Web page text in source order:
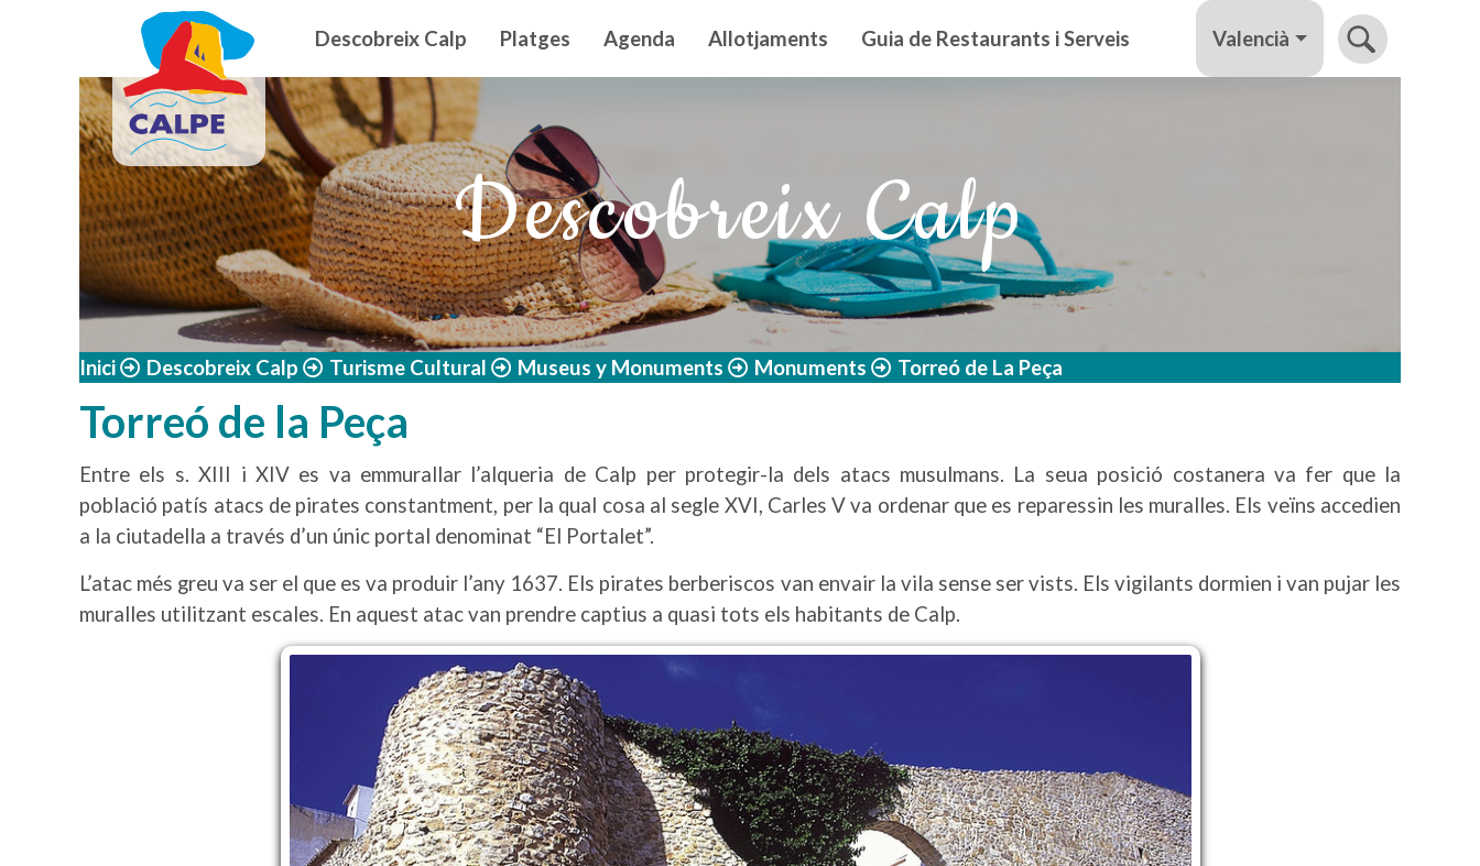
Vés al contingut Navegación principal
Descobreix Calp Platges Agenda Allotjaments Guia de Restaurants i Serveis Valencià
Descobreix Calp
Inici Descobreix Calp Turisme Cultural Museus y Monuments Monuments Torreó de La Peça
Torreó de la Peça
Entre els s. XIII i XIV es va emmurallar l’alqueria de Calp per protegir-la dels atacs musulmans. La seua posició costanera va fer que la
població patís atacs de pirates constantment, per la qual cosa al segle XVI, Carles V va ordenar que es reparessin les muralles. Els veïns accedien
a la ciutadella a través d’un únic portal denominat “El Portalet”.
L’atac més greu va ser el que es va produir l’any 1637. Els pirates berberiscos van envair la vila sense ser vists. Els vigilants dormien i van pujar les
muralles utilitzant escales. En aquest atac van prendre captius a quasi tots els habitants de Calp.